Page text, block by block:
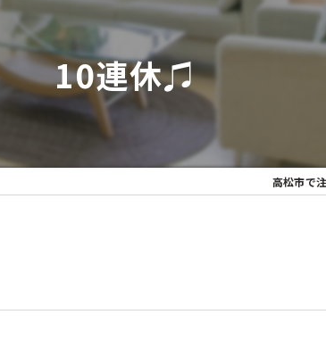
natural
SIMPLE NOTE10連休♫
高松市で